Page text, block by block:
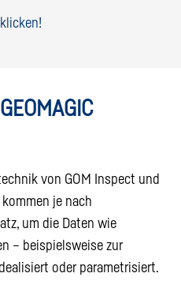
von GOM Inspect und
kommen je nach
um die Daten wie
– beispielsweise zur
oder parametrisiert.